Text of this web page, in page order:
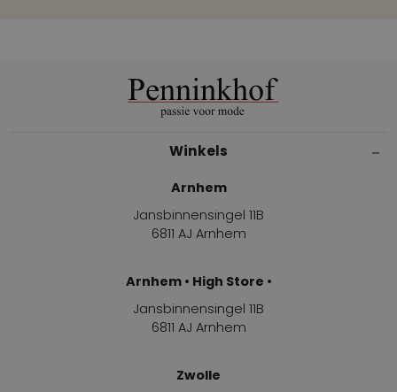
Winkels
Arnhem
Jansbinnensingel 11B
6811 AJ Arnhem
Arnhem • High Store •
Jansbinnensingel 11B
6811 AJ Arnhem
Zwolle